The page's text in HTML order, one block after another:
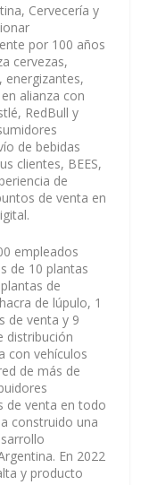
Cervecería y
por 100 años
cervezas,
energizantes,
alianza con
RedBull y
de bebidas
clientes, BEES,
de
de venta en
empleados
de 10 plantas
de
de lúpulo, 1
de venta y 9
distribución
con vehículos
de más de
de venta en todo
construido una
En 2022
y producto